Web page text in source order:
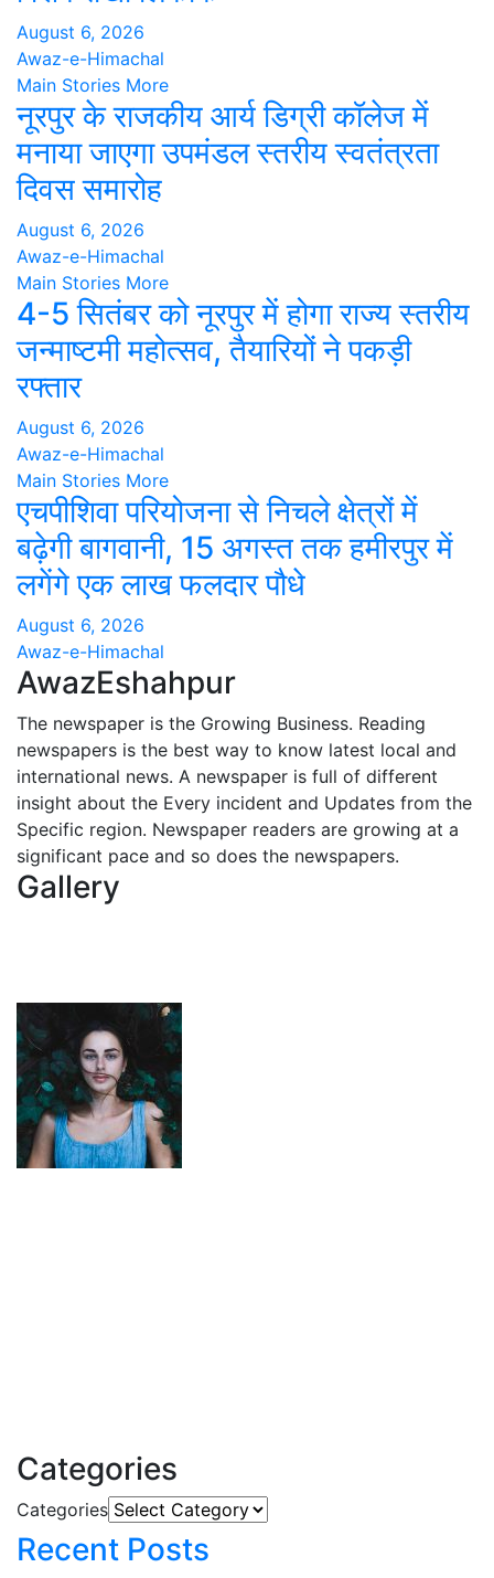
August 6, 2026
Awaz-e-Himachal
Main Stories More
नूरपुर के राजकीय आर्य डिग्री कॉलेज में
मनाया जाएगा उपमंडल स्तरीय स्वतंत्रता
दिवस समारोह
August 6, 2026
Awaz-e-Himachal
Main Stories More
4-5 सितंबर को नूरपुर में होगा राज्य स्तरीय
जन्माष्टमी महोत्सव, तैयारियों ने पकड़ी
रफ्तार
August 6, 2026
Awaz-e-Himachal
Main Stories More
एचपीशिवा परियोजना से निचले क्षेत्रों में
बढ़ेगी बागवानी, 15 अगस्त तक हमीरपुर में
लगेंगे एक लाख फलदार पौधे
August 6, 2026
Awaz-e-Himachal
AwazEshahpur
The newspaper is the Growing Business. Reading
newspapers is the best way to know latest local and
international news. A newspaper is full of different
insight about the Every incident and Updates from the
Specific region. Newspaper readers are growing at a
significant pace and so does the newspapers.
Gallery
Categories
Categories
Recent Posts